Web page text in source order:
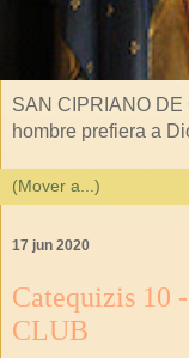
SAN CIPRIANO DE
hombre prefiera a
17 jun 2020
Catequizis 10
CLUB